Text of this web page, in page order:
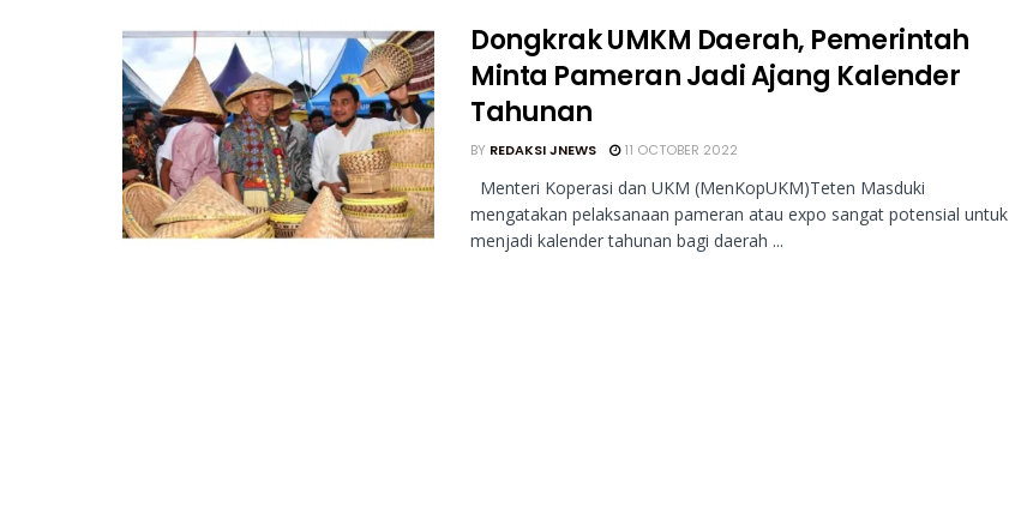
Dongkrak UMKM Daerah, Pemerintah
Minta Pameran Jadi Ajang Kalender
Tahunan
BY REDAKSI JNEWS 11 OCTOBER 2022
Menteri Koperasi dan UKM (MenKopUKM)Teten Masduki
mengatakan pelaksanaan pameran atau expo sangat potensial untuk
menjadi kalender tahunan bagi daerah ...